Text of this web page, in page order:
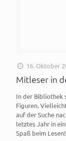
16. Oktober
Mitleser in
In der Bibliothek
Figuren.
auf der Suche
letztes Jahr in
Spaß beim Lesen!